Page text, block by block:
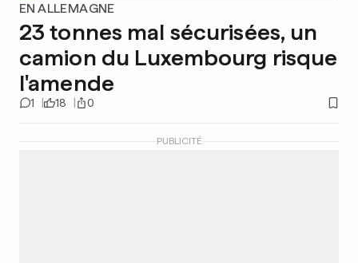
EN ALLEMAGNE
23 tonnes mal sécurisées, un
camion du Luxembourg risque
l'amende
1 18 0
PUBLICITÉ